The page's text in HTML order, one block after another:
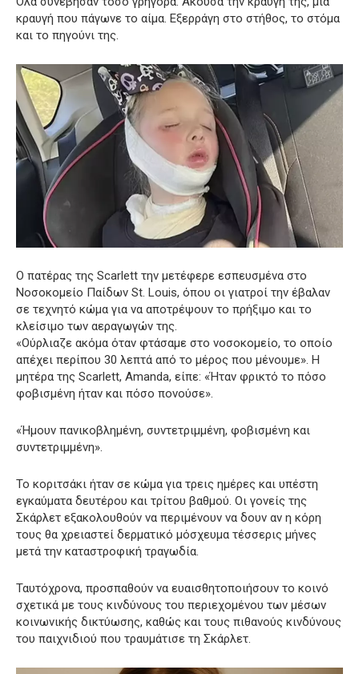
κραυγή που πάγωνε το αίμα. Εξερράγη στο στήθος, το στόμα
και το πηγούνι της.
Ο πατέρας της Scarlett την μετέφερε εσπευσμένα στο
Νοσοκομείο Παίδων St. Louis, όπου οι γιατροί την έβαλαν
σε τεχνητό κώμα για να αποτρέψουν το πρήξιμο και το
κλείσιμο των αεραγωγών της.
«Ούρλιαζε ακόμα όταν φτάσαμε στο νοσοκομείο, το οποίο
απέχει περίπου 30 λεπτά από το μέρος που μένουμε». Η
μητέρα της Scarlett, Amanda, είπε: «Ήταν φρικτό το πόσο
φοβισμένη ήταν και πόσο πονούσε».
«Ήμουν πανικοβλημένη, συντετριμμένη, φοβισμένη και
συντετριμμένη».
Το κοριτσάκι ήταν σε κώμα για τρεις ημέρες και υπέστη
εγκαύματα δευτέρου και τρίτου βαθμού. Οι γονείς της
Σκάρλετ εξακολουθούν να περιμένουν να δουν αν η κόρη
τους θα χρειαστεί δερματικό μόσχευμα τέσσερις μήνες
μετά την καταστροφική τραγωδία.
Ταυτόχρονα, προσπαθούν να ευαισθητοποιήσουν το κοινό
σχετικά με τους κινδύνους του περιεχομένου των μέσων
κοινωνικής δικτύωσης, καθώς και τους πιθανούς κινδύνους
του παιχνιδιού που τραυμάτισε τη Σκάρλετ.